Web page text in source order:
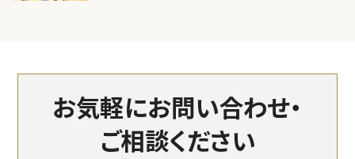
お気軽にお問い合わせ・
ご相談ください